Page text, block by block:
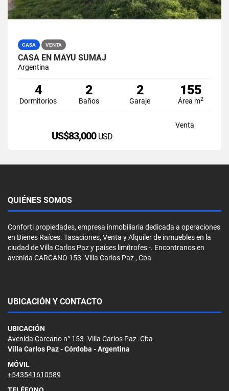
CASA VENTA
CASA EN MAYU SUMAJ
Argentina
4
Dormitorios
2
Baños
2
Garaje
155
Área m2
Venta
US$83,000 USD
QUIÉNES SOMOS
Conforti propiedades, empresa inmobiliaria dedicada a operaciones
en Bienes Raíces. Tasaciones, Venta y Alquiler de inmuebles en la
ciudad de Villa Carlos Paz y países limítrofes -. Encontranos en
avenida CARCANO 153- Villa Carlos Paz , Cba-
UBICACIÓN Y CONTACTO
UBICACIÓN
Avenida Carcano n° 153- Villa Carlos Paz .Cba
Villa Carlos Paz - Córdoba - Argentina
MÓVIL
+543541610589